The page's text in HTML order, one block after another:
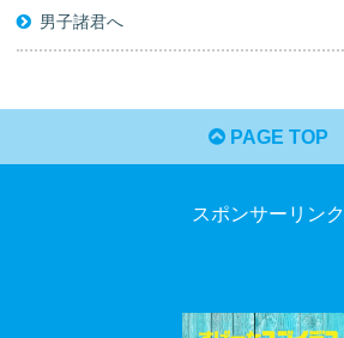
男子諸君へ
PAGE TOP
スポンサーリンク